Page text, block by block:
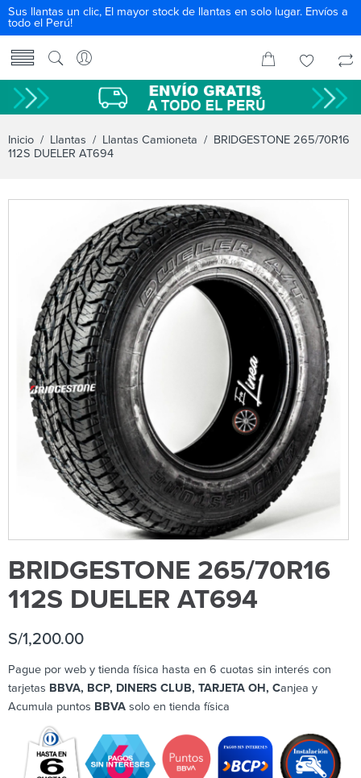
Sus llantas un clic, El mayor stock de llantas en solo lugar. Envíos a
todo el Perú!
Inicio / Llantas / Llantas Camioneta / BRIDGESTONE 265/70R16
112S DUELER AT694
BRIDGESTONE 265/70R16
112S DUELER AT694
S/1,200.00
Pague por web y tienda física hasta en 6 cuotas sin interés con
tarjetas BBVA, BCP, DINERS CLUB, TARJETA OH, Canjea y
Acumula puntos BBVA solo en tienda física